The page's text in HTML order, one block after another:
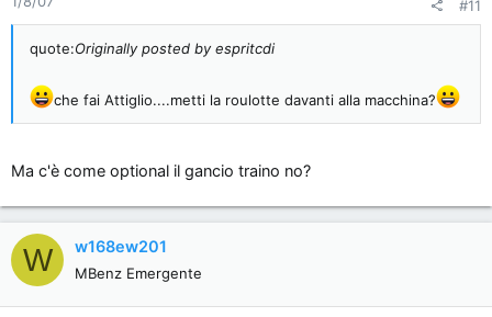
#11
quote:Originally posted by espritcdi
che fai Attiglio....metti la roulotte davanti alla macchina?
Ma c'è come optional il gancio traino no?
W w168ew201
MBenz Emergente